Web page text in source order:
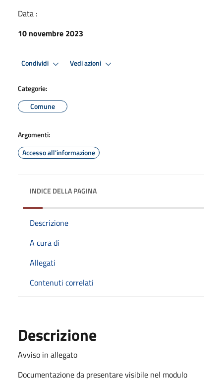
Data :
10 novembre 2023
Condividi Vedi azioni
Categorie:
Comune
Argomenti:
Accesso all'informazione
INDICE DELLA PAGINA
Descrizione
A cura di
Allegati
Contenuti correlati
Descrizione
Avviso in allegato
Documentazione da presentare visibile nel modulo